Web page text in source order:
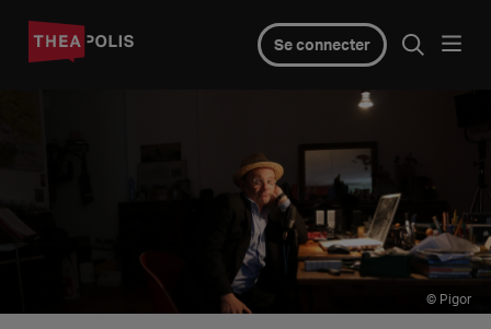
Se connecter
© Pigor